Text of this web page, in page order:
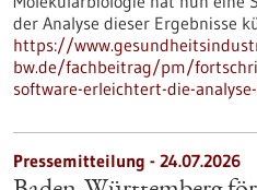
der Analyse dieser Ergebnisse
https://
bw.de/fachbeitrag/pm/
software-erleichtert-die-
Pressemitteilung - 24.07.2026